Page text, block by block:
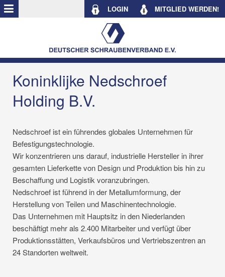
LOGIN MITGLIED WERDEN!
Koninklijke Nedschroef
Holding B.V.
Nedschroef ist ein führendes globales Unternehmen für
Befestigungstechnologie.
Wir konzentrieren uns darauf, industrielle Hersteller in ihrer
gesamten Lieferkette von Design und Produktion bis hin zu
Beschaffung und Logistik voranzubringen.
Nedschroef ist führend in der Metallumformung, der
Herstellung von Teilen und Maschinentechnologie.
Das Unternehmen mit Hauptsitz in den Niederlanden
beschäftigt mehr als 2.400 Mitarbeiter und verfügt über
Produktionsstätten, Verkaufsbüros und Vertriebszentren an
24 Standorten weltweit.